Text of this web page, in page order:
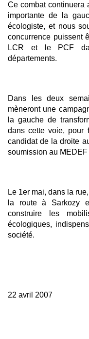
Ce combat continuera
importante de la
écologiste, et nous
concurrence puissent
LCR et le PCF
départements.
Dans les deux
mèneront une
la gauche de
dans cette voie, pour
candidat de la droite
soumission au
Le 1er mai, dans la
la route à Sarkozy
construire les
écologiques,
société.
22 avril 2007